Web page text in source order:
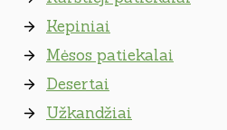
Kepiniai
Mėsos patiekalai
Desertai
Užkandžiai